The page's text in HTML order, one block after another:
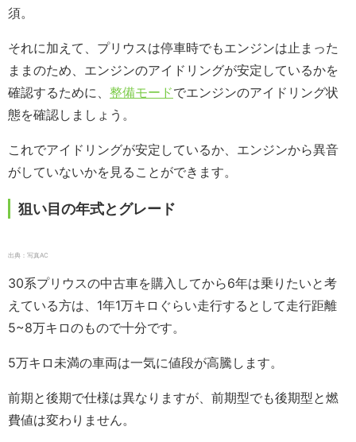
須。
それに加えて、プリウスは停車時でもエンジンは止まった
ままのため、エンジンのアイドリングが安定しているかを
確認するために、 整備モードでエンジンのアイドリング状
態を確認しましょう。
これでアイドリングが安定しているか、エンジンから異音
がしていないかを見ることができます。
狙い目の年式とグレード
出典：写真AC
30系プリウスの中古車を購入してから6年は乗りたいと考
えている方は、1年1万キロぐらい走行するとして走行距離
5~8万キロのもので十分です。
5万キロ未満の車両は一気に値段が高騰します。
前期と後期で仕様は異なりますが、前期型でも後期型と燃
費値は変わりません。